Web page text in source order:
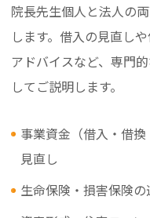
院長先生個人と法人の
します。借入の見直し
アドバイスなど、専門
してご説明します。
事業資金（借入・借
見直し
生命保険・損害保険の